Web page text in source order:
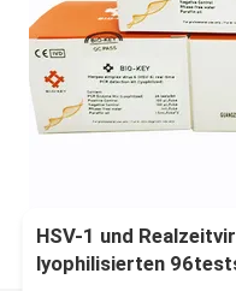
HSV-1 und
lyophilisierten